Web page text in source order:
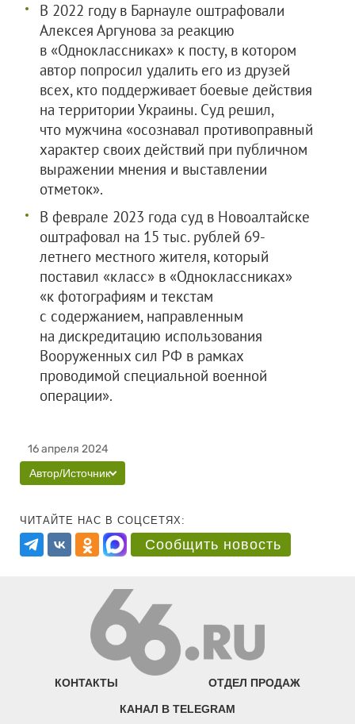
В 2022 году в Барнауле оштрафовали
Алексея Аргунова за реакцию
в «Одноклассниках» к посту, в котором
автор попросил удалить его из друзей
всех, кто поддерживает боевые действия
на территории Украины. Суд решил,
что мужчина «осознавал противоправный
характер своих действий при публичном
выражении мнения и выставлении
отметок».
В феврале 2023 года суд в Новоалтайске
оштрафовал на 15 тыс. рублей 69-
летнего местного жителя, который
поставил «класс» в «Одноклассниках»
«к фотографиям и текстам
с содержанием, направленным
на дискредитацию использования
Вооруженных сил РФ в рамках
проводимой специальной военной
операции».
16 апреля 2024
Автор/Источник
ЧИТАЙТЕ НАС В СОЦСЕТЯХ:
Сообщить новость
КОНТАКТЫ ОТДЕЛ ПРОДАЖ
КАНАЛ В TELEGRAM